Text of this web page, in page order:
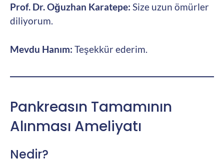
Prof. Dr. Oğuzhan Karatepe: Size uzun ömürler
diliyorum.
Mevdu Hanım: Teşekkür ederim.
Pankreasın Tamamının
Alınması Ameliyatı
Nedir?